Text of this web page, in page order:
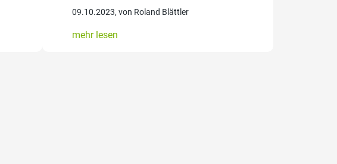
09.10.2023, von Roland Blättler
mehr lesen